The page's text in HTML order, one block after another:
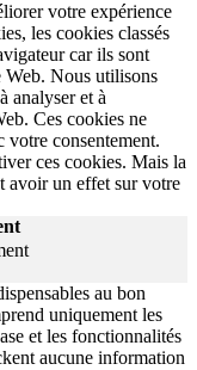
votre expérience
les cookies classés
car ils sont
Web. Nous utilisons
analyser et à
Ces cookies ne
votre consentement.
ces cookies. Mais la
avoir un effet sur votre
au bon
uniquement les
et les fonctionnalités
aucune information